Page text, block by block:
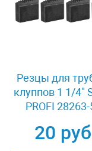
Резцы для
клуппов 1 1/4"
PROFI
20